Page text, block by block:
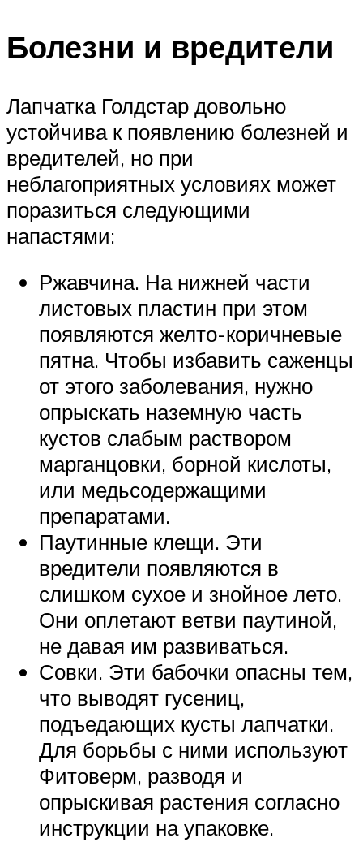
Болезни и вредители
Лапчатка Голдстар довольно
устойчива к появлению болезней и
вредителей, но при
неблагоприятных условиях может
поразиться следующими
напастями:
Ржавчина. На нижней части
листовых пластин при этом
появляются желто-коричневые
пятна. Чтобы избавить саженцы
от этого заболевания, нужно
опрыскать наземную часть
кустов слабым раствором
марганцовки, борной кислоты,
или медьсодержащими
препаратами.
Паутинные клещи. Эти
вредители появляются в
слишком сухое и знойное лето.
Они оплетают ветви паутиной,
не давая им развиваться.
Совки. Эти бабочки опасны тем,
что выводят гусениц,
подъедающих кусты лапчатки.
Для борьбы с ними используют
Фитоверм, разводя и
опрыскивая растения согласно
инструкции на упаковке.